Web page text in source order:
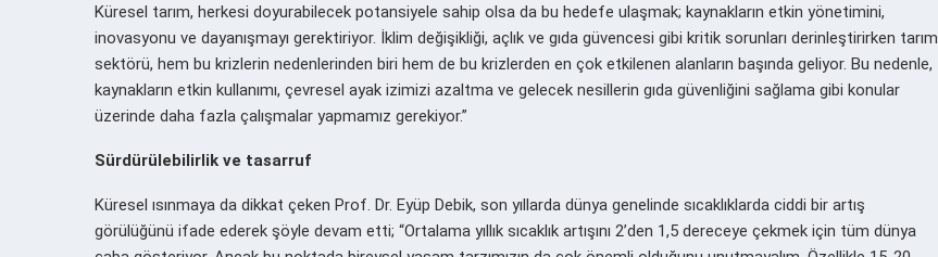
Küresel tarım, herkesi doyurabilecek potansiyele sahip olsa da bu hedefe ulaşmak; kaynakların etkin yönetimini,
inovasyonu ve dayanışmayı gerektiriyor. İklim değişikliği, açlık ve gıda güvencesi gibi kritik sorunları derinleştirirken tarım
sektörü, hem bu krizlerin nedenlerinden biri hem de bu krizlerden en çok etkilenen alanların başında geliyor. Bu nedenle,
kaynakların etkin kullanımı, çevresel ayak izimizi azaltma ve gelecek nesillerin gıda güvenliğini sağlama gibi konular
üzerinde daha fazla çalışmalar yapmamız gerekiyor.”
Sürdürülebilirlik ve tasarruf
Küresel ısınmaya da dikkat çeken Prof. Dr. Eyüp Debik, son yıllarda dünya genelinde sıcaklıklarda ciddi bir artış
görülüğünü ifade ederek şöyle devam etti; “Ortalama yıllık sıcaklık artışını 2’den 1,5 dereceye çekmek için tüm dünya